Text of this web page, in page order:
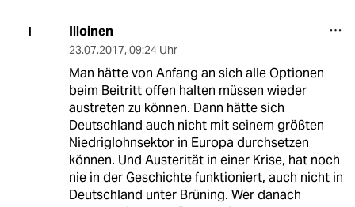
I Illoinen
23.07.2017, 09:24 Uhr
Man hätte von Anfang an sich alle Optionen
beim Beitritt offen halten müssen wieder
austreten zu können. Dann hätte sich
Deutschland auch nicht mit seinem größten
Niedriglohnsektor in Europa durchsetzen
können. Und Austerität in einer Krise, hat noch
nie in der Geschichte funktioniert, auch nicht in
Deutschland unter Brüning. Wer danach